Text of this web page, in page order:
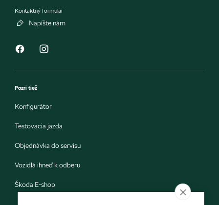
Kontaktný formulár
Napíšte nám
Pozri tiež
Konfigurátor
Testovacia jazda
Objednávka do servisu
Vozidlá ihneď k odberu
Škoda E-shop